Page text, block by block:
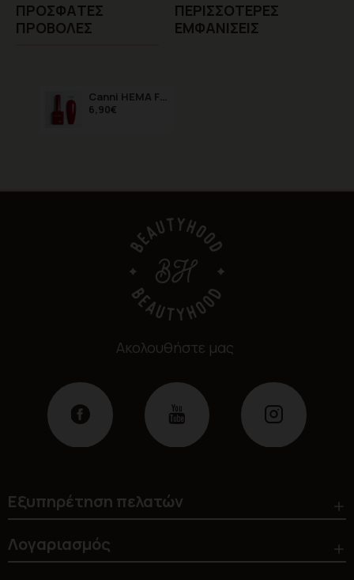
ΠΡΌΣΦΑTΕΣ
ΠΡΟΒΟΛΈΣ
ΠΕΡΙΣΣΌΤΕΡΕΣ
ΕΜΦΑΝΊΣΕΙΣ
Canni HEMA FREE Falu Red 9102 9ml
6,90€
Ακολουθήστε μας
Εξυπηρέτηση πελατών
Λογαριασμός